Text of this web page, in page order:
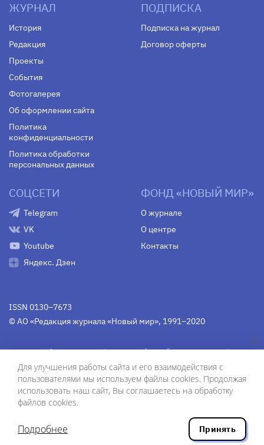
ЖУРНАЛ
История
Редакция
Проекты
События
Фотогалерея
Об оформлении сайта
Политика
конфиденциальности
Политика обработки
персональных данных
ПОДПИСКА
Подписка на журнал
Договор оферты
СОЦСЕТИ
Telegram
VK
Youtube
Яндекс. Дзен
ФОНД «НОВЫЙ МИР»
О журнале
О центре
Контакты
ISSN 0130–7673
© АО «Редакция журнала «Новый мир», 1991–2020
Свидетельство Федеральной службы по надзору в сфере
связи, информационных технологий и массовых
коммуникаций средства массовой информации
(Роскомнадзор)ПИ № Фс 77-75754 от 13 июня 2019 г.
Разработка сайта — ООО «Инфодизайн»
Для улучшения работы сайта и его взаимодействия с
пользователями мы используем файлы cookies. Продолжая
использовать наш сайт, Вы соглашаетесь на обработку
файлов cookies.
Подробнее Принять